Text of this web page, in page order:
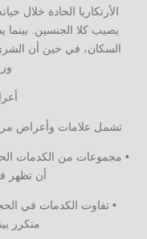
الأرتكاريا الحادة خلال
السكان، في حين أن
تشمل علامات وأعراض
• مجموعات من الكدمات
أن تظهر
• تفاوت الكدمات في
متكرر